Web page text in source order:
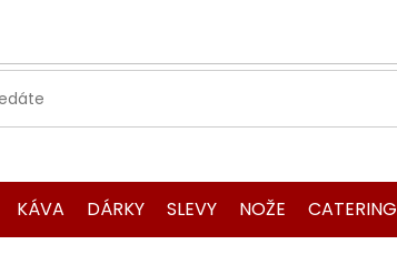
KÁVA DÁRKY SLEVY NOŽE CATERING